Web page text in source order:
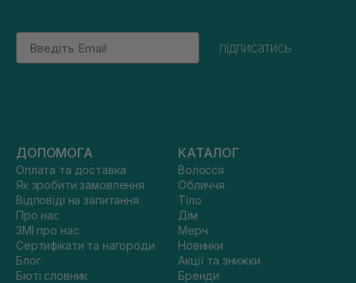
Email
підписатись
ДОПОМОГА
Оплата та доставка
Як зробити замовлення
Відповіді на запитання
Про нас
ЗМІ про нас
Сертифікати та нагороди
Блог
Бюті словник
КАТАЛОГ
Волосся
Обличчя
Тіло
Дім
Мерч
Новинки
Акції та знижки
Бренди